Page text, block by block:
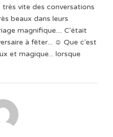
vite des conversations
beaux dans leurs
magnifique.... C'était
à fêter... ☺️ Que c'est
et magique... lorsque